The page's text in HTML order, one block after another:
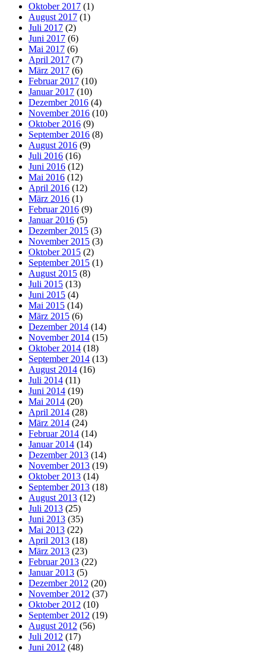
Oktober 2017 (1)
August 2017 (1)
Juli 2017 (2)
Juni 2017 (6)
Mai 2017 (6)
April 2017 (7)
März 2017 (6)
Februar 2017 (10)
Januar 2017 (10)
Dezember 2016 (4)
November 2016 (10)
Oktober 2016 (9)
September 2016 (8)
August 2016 (9)
Juli 2016 (16)
Juni 2016 (12)
Mai 2016 (12)
April 2016 (12)
März 2016 (1)
Februar 2016 (9)
Januar 2016 (5)
Dezember 2015 (3)
November 2015 (3)
Oktober 2015 (2)
September 2015 (1)
August 2015 (8)
Juli 2015 (13)
Juni 2015 (4)
Mai 2015 (14)
März 2015 (6)
Dezember 2014 (14)
November 2014 (15)
Oktober 2014 (18)
September 2014 (13)
August 2014 (16)
Juli 2014 (11)
Juni 2014 (19)
Mai 2014 (20)
April 2014 (28)
März 2014 (24)
Februar 2014 (14)
Januar 2014 (14)
Dezember 2013 (14)
November 2013 (19)
Oktober 2013 (14)
September 2013 (18)
August 2013 (12)
Juli 2013 (25)
Juni 2013 (35)
Mai 2013 (22)
April 2013 (18)
März 2013 (23)
Februar 2013 (22)
Januar 2013 (5)
Dezember 2012 (20)
November 2012 (37)
Oktober 2012 (10)
September 2012 (19)
August 2012 (56)
Juli 2012 (17)
Juni 2012 (48)